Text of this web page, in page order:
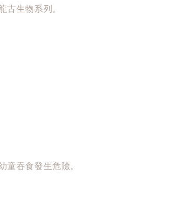
生物系列。
吞食發生危險。